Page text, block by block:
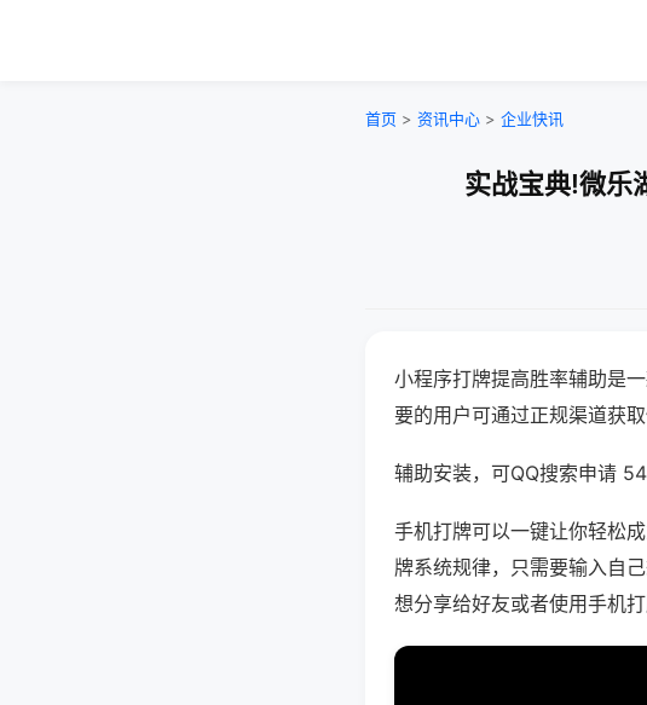
首页 > 资讯中心 > 企业快讯
实战宝典!微乐
小程序打牌提高胜率辅助是
要的用户可通过正规渠道获取
辅助安装，可QQ搜索申请
手机打牌可以一键让你轻松
牌系统规律，只需要输入自
想分享给好友或者使用手机